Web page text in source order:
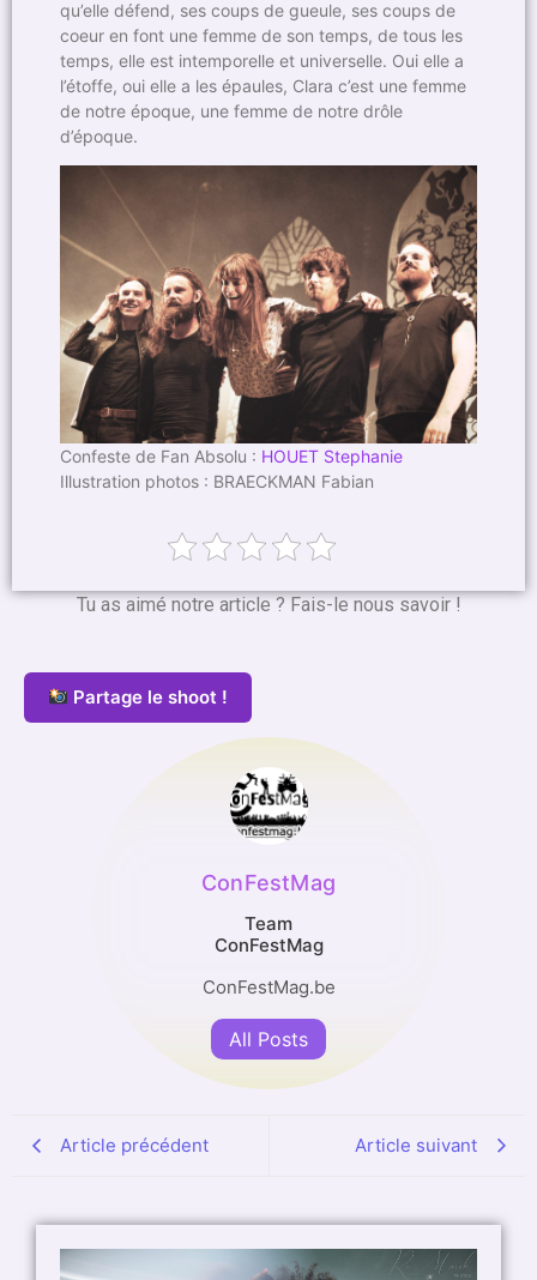
qu’elle défend, ses coups de gueule, ses coups de
coeur en font une femme de son temps, de tous les
temps, elle est intemporelle et universelle. Oui elle a
l’étoffe, oui elle a les épaules, Clara c’est une femme
de notre époque, une femme de notre drôle
d’époque.
Confeste de Fan Absolu : HOUET Stephanie
Illustration photos : BRAECKMAN Fabian
Tu as aimé notre article ? Fais-le nous savoir !
Partage le shoot !
ConFestMag
Team
ConFestMag
ConFestMag.be
All Posts
Article précédent Article suivant